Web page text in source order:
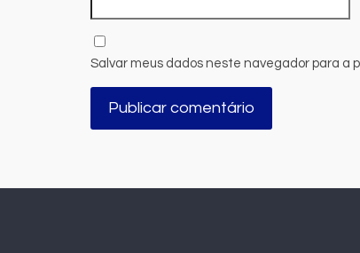
Salvar meus dados neste navegador para a